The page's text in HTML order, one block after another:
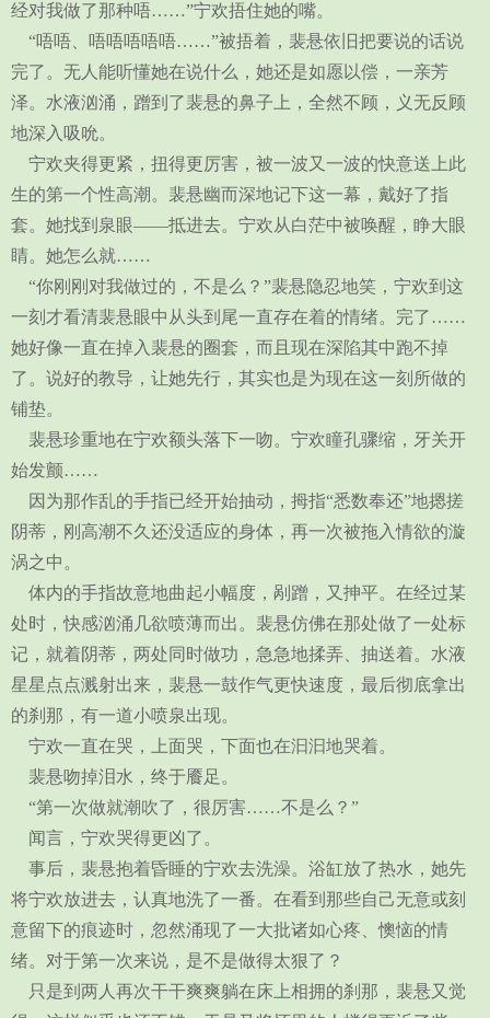
经对我做了那种唔……”宁欢捂住她的嘴。
“唔唔、唔唔唔唔唔……”被捂着，裴悬依旧把要说的话说
完了。无人能听懂她在说什么，她还是如愿以偿，一亲芳
泽。水液汹涌，蹭到了裴悬的鼻子上，全然不顾，义无反顾
地深入吸吮。
宁欢夹得更紧，扭得更厉害，被一波又一波的快意送上此
生的第一个性高潮。裴悬幽而深地记下这一幕，戴好了指
套。她找到泉眼——抵进去。宁欢从白茫中被唤醒，睁大眼
睛。她怎么就……
“你刚刚对我做过的，不是么？”裴悬隐忍地笑，宁欢到这
一刻才看清裴悬眼中从头到尾一直存在着的情绪。完了……
她好像一直在掉入裴悬的圈套，而且现在深陷其中跑不掉
了。说好的教导，让她先行，其实也是为现在这一刻所做的
铺垫。
裴悬珍重地在宁欢额头落下一吻。宁欢瞳孔骤缩，牙关开
始发颤……
因为那作乱的手指已经开始抽动，拇指“悉数奉还”地摁搓
阴蒂，刚高潮不久还没适应的身体，再一次被拖入情欲的漩
涡之中。
体内的手指故意地曲起小幅度，剐蹭，又抻平。在经过某
处时，快感汹涌几欲喷薄而出。裴悬仿佛在那处做了一处标
记，就着阴蒂，两处同时做功，急急地揉弄、抽送着。水液
星星点点溅射出来，裴悬一鼓作气更快速度，最后彻底拿出
的刹那，有一道小喷泉出现。
宁欢一直在哭，上面哭，下面也在汩汩地哭着。
裴悬吻掉泪水，终于餍足。
“第一次做就潮吹了，很厉害……不是么？”
闻言，宁欢哭得更凶了。
事后，裴悬抱着昏睡的宁欢去洗澡。浴缸放了热水，她先
将宁欢放进去，认真地洗了一番。在看到那些自己无意或刻
意留下的痕迹时，忽然涌现了一大批诸如心疼、懊恼的情
绪。对于第一次来说，是不是做得太狠了？
只是到两人再次干干爽爽躺在床上相拥的刹那，裴悬又觉